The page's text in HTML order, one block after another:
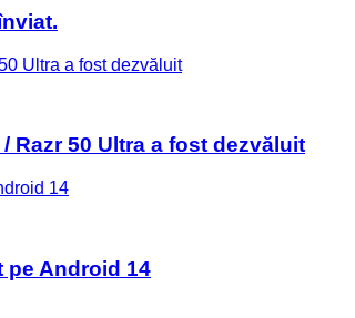
Razr 50 Ultra a fost dezvăluit
pe Android 14